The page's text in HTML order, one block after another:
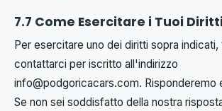
7.7 Come Esercitare i Tuoi Diritti
Per esercitare uno dei diritti sopra indicati,
contattarci per iscritto all'indirizzo
info@podgoricacars.com. Risponderemo
Se non sei soddisfatto della nostra